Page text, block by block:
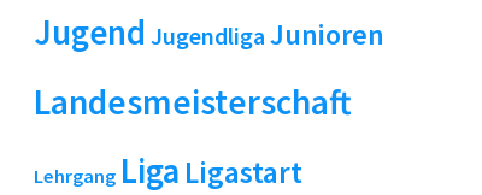
Jugend Jugendliga Junioren
Landesmeisterschaft
Lehrgang Liga Ligastart